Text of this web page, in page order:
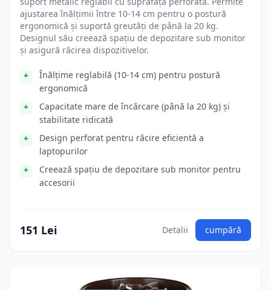
ajustarea înălțimii între 10-14 cm pentru o postură
ergonomică și suportă greutăți de până la 20 kg.
Designul său creează spațiu de depozitare sub monitor
și asigură răcirea dispozitivelor.
Înălțime reglabilă (10-14 cm) pentru postură
ergonomică
Capacitate mare de încărcare (până la 20 kg) și
stabilitate ridicată
Design perforat pentru răcire eficientă a
laptopurilor
Creează spațiu de depozitare sub monitor pentru
accesorii
151 Lei Detalii cumpără